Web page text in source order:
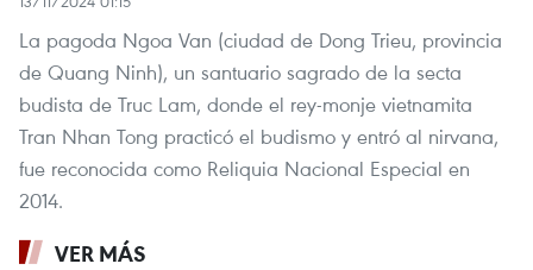
La pagoda Ngoa Van (ciudad de Dong Trieu, provincia
de Quang Ninh), un santuario sagrado de la secta
budista de Truc Lam, donde el rey-monje vietnamita
Tran Nhan Tong practicó el budismo y entró al nirvana,
fue reconocida como Reliquia Nacional Especial en
2014.
VER MÁS